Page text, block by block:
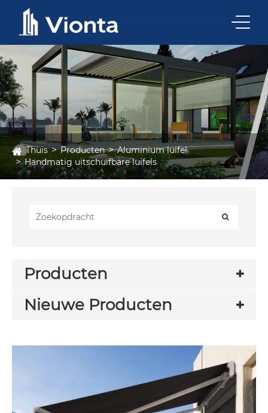
Thuis Producten
Aluminium luifel
Handmatig uitschuifbare luifels
Producten
Nieuwe Producten